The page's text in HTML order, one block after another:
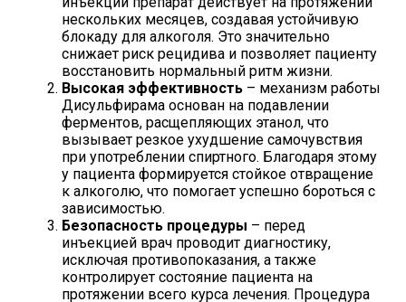
нескольких месяцев, создавая устойчивую
блокаду для алкоголя. Это значительно
снижает риск рецидива и позволяет пациенту
восстановить нормальный ритм жизни.
Высокая эффективность – механизм работы
Дисульфирама основан на подавлении
ферментов, расщепляющих этанол, что
вызывает резкое ухудшение самочувствия
при употреблении спиртного. Благодаря этому
у пациента формируется стойкое отвращение
к алкоголю, что помогает успешно бороться с
зависимостью.
Безопасность процедуры – перед
инъекцией врач проводит диагностику,
исключая противопоказания, а также
контролирует состояние пациента на
протяжении всего курса лечения. Процедура